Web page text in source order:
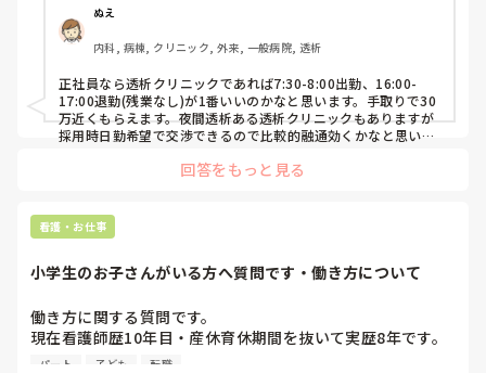
ぬえ
内科, 病棟, クリニック, 外来, 一般病院, 透析
正社員なら透析クリニックであれば7:30-8:00出勤、16:00-
17:00退勤(残業なし)が1番いいのかなと思います。手取りで30
万近くもらえます。夜間透析ある透析クリニックもありますが
採用時日勤希望で交渉できるので比較的融通効くかなと思いま
回答をもっと見る
看護・お仕事
小学生のお子さんがいる方へ質問です・働き方について
働き方に関する質問です。
現在看護師歴10年目・産休育休期間を抜いて実歴8年です。
今後の働き方について悩んでいます。
パート 子ども 転職